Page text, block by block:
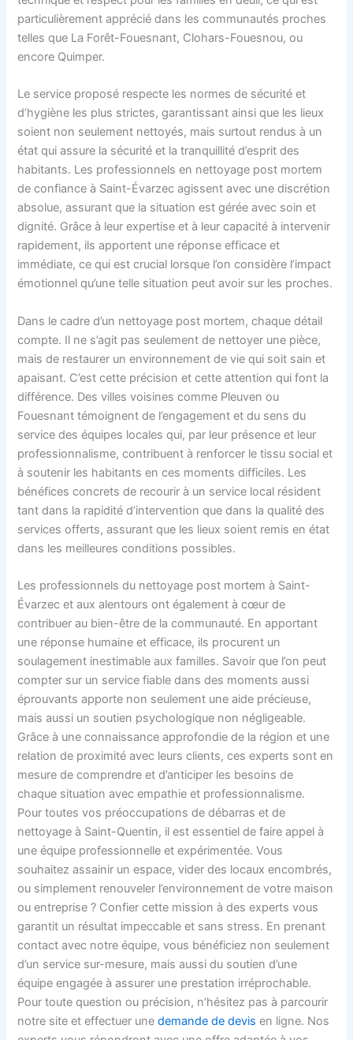
particulièrement apprécié dans les communautés proches
telles que La Forêt-Fouesnant, Clohars-Fouesnou, ou
encore Quimper.
Le service proposé respecte les normes de sécurité et
d’hygiène les plus strictes, garantissant ainsi que les lieux
soient non seulement nettoyés, mais surtout rendus à un
état qui assure la sécurité et la tranquillité d’esprit des
habitants. Les professionnels en nettoyage post mortem
de confiance à Saint-Évarzec agissent avec une discrétion
absolue, assurant que la situation est gérée avec soin et
dignité. Grâce à leur expertise et à leur capacité à intervenir
rapidement, ils apportent une réponse efficace et
immédiate, ce qui est crucial lorsque l’on considère l’impact
émotionnel qu’une telle situation peut avoir sur les proches.
Dans le cadre d’un nettoyage post mortem, chaque détail
compte. Il ne s’agit pas seulement de nettoyer une pièce,
mais de restaurer un environnement de vie qui soit sain et
apaisant. C’est cette précision et cette attention qui font la
différence. Des villes voisines comme Pleuven ou
Fouesnant témoignent de l’engagement et du sens du
service des équipes locales qui, par leur présence et leur
professionnalisme, contribuent à renforcer le tissu social et
à soutenir les habitants en ces moments difficiles. Les
bénéfices concrets de recourir à un service local résident
tant dans la rapidité d’intervention que dans la qualité des
services offerts, assurant que les lieux soient remis en état
dans les meilleures conditions possibles.
Les professionnels du nettoyage post mortem à Saint-
Évarzec et aux alentours ont également à cœur de
contribuer au bien-être de la communauté. En apportant
une réponse humaine et efficace, ils procurent un
soulagement inestimable aux familles. Savoir que l’on peut
compter sur un service fiable dans des moments aussi
éprouvants apporte non seulement une aide précieuse,
mais aussi un soutien psychologique non négligeable.
Grâce à une connaissance approfondie de la région et une
relation de proximité avec leurs clients, ces experts sont en
mesure de comprendre et d’anticiper les besoins de
chaque situation avec empathie et professionnalisme.
Pour toutes vos préoccupations de débarras et de
nettoyage à Saint-Quentin, il est essentiel de faire appel à
une équipe professionnelle et expérimentée. Vous
souhaitez assainir un espace, vider des locaux encombrés,
ou simplement renouveler l’environnement de votre maison
ou entreprise ? Confier cette mission à des experts vous
garantit un résultat impeccable et sans stress. En prenant
contact avec notre équipe, vous bénéficiez non seulement
d’un service sur-mesure, mais aussi du soutien d’une
équipe engagée à assurer une prestation irréprochable.
Pour toute question ou précision, n’hésitez pas à parcourir
notre site et effectuer unedemande de devis en ligne. Nos